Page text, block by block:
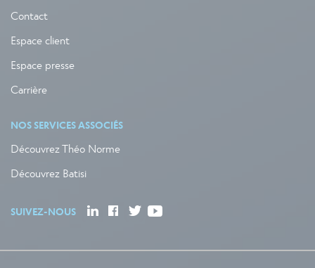
Contact
Espace client
Espace presse
Carrière
NOS SERVICES ASSOCIÉS
Découvrez Théo Norme
Découvrez Batisi
SUIVEZ-NOUS